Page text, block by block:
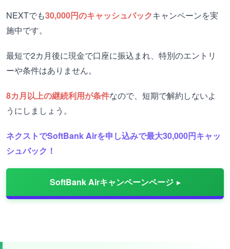
NEXTでも30,000円のキャッシュバックキャンペーンを実
施中です。
最短で2カ月後に現金で口座に振込まれ、特別のエントリ
ーや条件はありません。
8カ月以上の継続利用が条件なので、短期で解約しないよ
うにしましょう。
ネクストでSoftBank Airを申し込みで最大30,000円キャッ
シュバック！
SoftBank Airキャンペーンページ